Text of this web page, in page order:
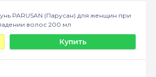
PARUSAN (Парусан) для женщин при
волос 200 мл
Купить